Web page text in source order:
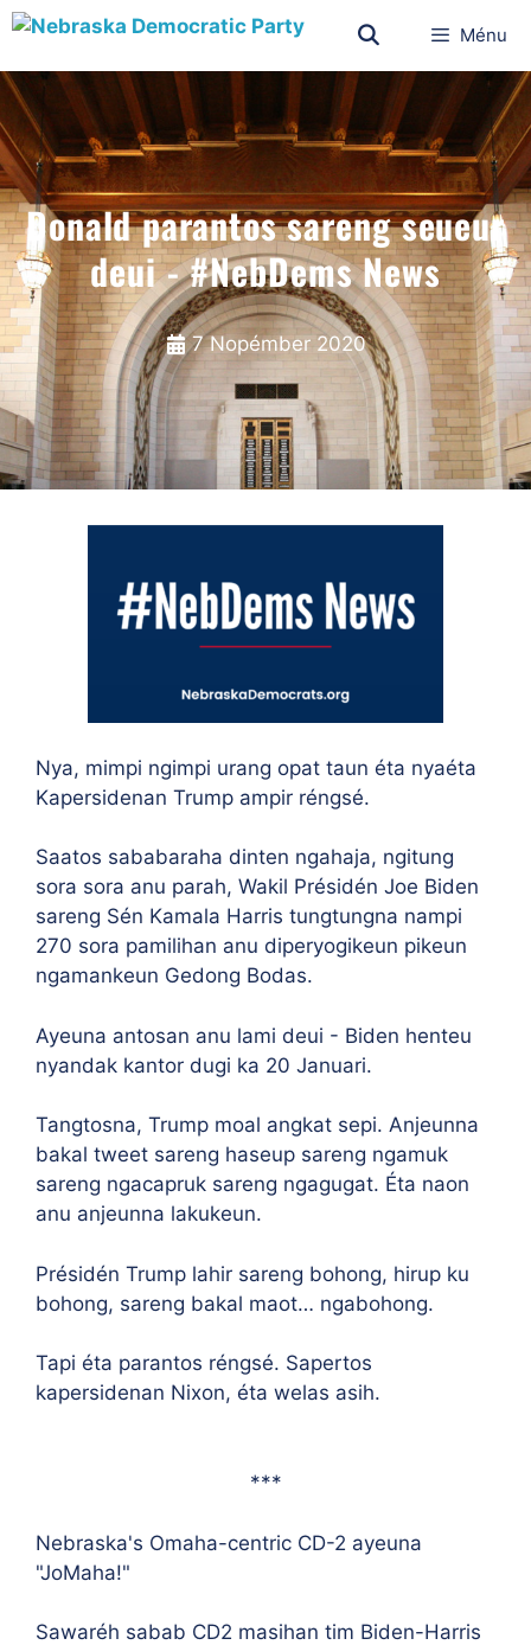
Ménu
Donald parantos sareng seueur
deui - #NebDems News
7 Nopémber 2020
Nya, mimpi ngimpi urang opat taun éta nyaéta
Kapersidenan Trump ampir réngsé.
Saatos sababaraha dinten ngahaja, ngitung
sora sora anu parah, Wakil Présidén Joe Biden
sareng Sén Kamala Harris tungtungna nampi
270 sora pamilihan anu diperyogikeun pikeun
ngamankeun Gedong Bodas.
Ayeuna antosan anu lami deui - Biden henteu
nyandak kantor dugi ka 20 Januari.
Tangtosna, Trump moal angkat sepi. Anjeunna
bakal tweet sareng haseup sareng ngamuk
sareng ngacapruk sareng ngagugat. Éta naon
anu anjeunna lakukeun.
Présidén Trump lahir sareng bohong, hirup ku
bohong, sareng bakal maot… ngabohong.
Tapi éta parantos réngsé. Sapertos
kapersidenan Nixon, éta welas asih.
***
Nebraska's Omaha-centric CD-2 ayeuna
"JoMaha!"
Sawaréh sabab CD2 masihan tim Biden-Harris